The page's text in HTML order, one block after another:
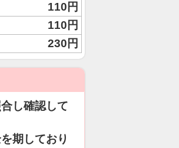
110円
110円
230円
し確認して
期しており